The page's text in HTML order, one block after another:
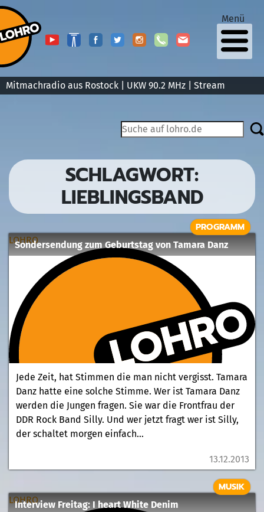
Mitmachradio aus Rostock | UKW 90.2 MHz | Stream
Menü
SCHLAGWORT:
LIEBLINGSBAND
LOHRO
Sondersendung zum Geburtstag von Tamara Danz
PROGRAMM
Jede Zeit, hat Stimmen die man nicht vergisst. Tamara
Danz hatte eine solche Stimme. Wer ist Tamara Danz
werden die Jungen fragen. Sie war die Frontfrau der
DDR Rock Band Silly. Und wer jetzt fragt wer ist Silly,
der schaltet morgen einfach...
13.12.2013
LOHRO
Interview Freitag: I heart White Denim
MUSIK